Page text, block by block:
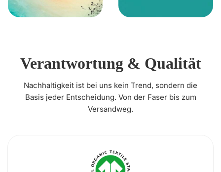
Verantwortung & Qualität
Nachhaltigkeit ist bei uns kein Trend, sondern die
Basis jeder Entscheidung. Von der Faser bis zum
Versandweg.